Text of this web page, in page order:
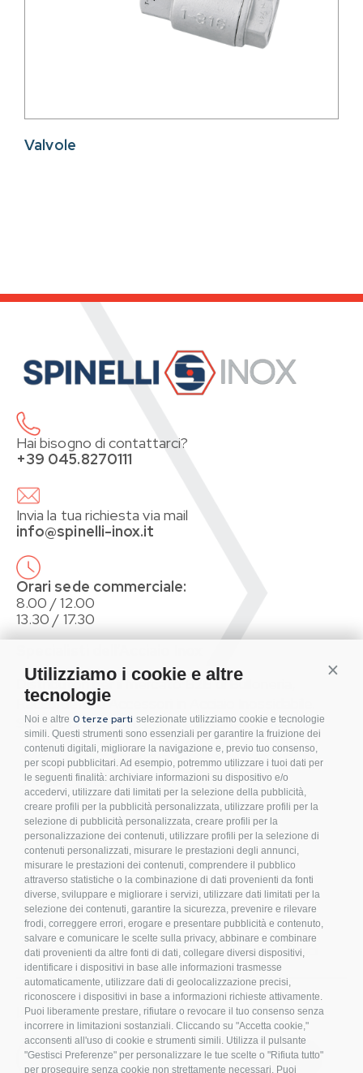
Utilizziamo i cookie e altre
tecnologie
Noi e altre 0 terze parti selezionate utilizziamo cookie e tecnologie
simili. Questi strumenti sono essenziali per garantire la fruizione dei
contenuti digitali, migliorare la navigazione e, previo tuo consenso,
per scopi pubblicitari. Ad esempio, potremmo utilizzare i tuoi dati per
le seguenti finalità: archiviare informazioni su dispositivo e/o
accedervi, utilizzare dati limitati per la selezione della pubblicità,
creare profili per la pubblicità personalizzata, utilizzare profili per la
selezione di pubblicità personalizzata, creare profili per la
personalizzazione dei contenuti, utilizzare profili per la selezione di
contenuti personalizzati, misurare le prestazioni degli annunci,
misurare le prestazioni dei contenuti, comprendere il pubblico
attraverso statistiche o la combinazione di dati provenienti da fonti
diverse, sviluppare e migliorare i servizi, utilizzare dati limitati per la
selezione dei contenuti, garantire la sicurezza, prevenire e rilevare
frodi, correggere errori, erogare e presentare pubblicità e contenuto,
salvare e comunicare le scelte sulla privacy, abbinare e combinare
dati provenienti da altre fonti di dati, collegare diversi dispositivi,
identificare i dispositivi in base alle informazioni trasmesse
automaticamente, utilizzare dati di geolocalizzazione precisi,
riconoscere i dispositivi in base a informazioni richieste attivamente.
Puoi liberamente prestare, rifiutare o revocare il tuo consenso senza
incorrere in limitazioni sostanziali. Cliccando su "Accetta cookie,"
acconsenti all'uso di cookie e strumenti simili. Utilizza il pulsante
"Gestisci Preferenze" per personalizzare le tue scelte o "Rifiuta tutto"
per proseguire senza cookie non strettamente necessari. Puoi
Valvole
Hai bisogno di contattarci?
+39 045.8270111
Invia la tua richiesta via mail
info@spinelli-inox.it
Orari sede commerciale:
8.00 / 12.00
13.30 / 17.30
Distributori per il mercato B2B di Bulloneria,
Raccorderia e Accessori in Acciaio Inossidabile.
Sistemi di fissaggio per Impianti Fotovoltaici.
Condizioni d’acquisto
Privacy Policy
Cookies
Compliance
Etichettatura Ambientale
FAQ
Bulloneria
Raccorderia
Accessori per Arredo e Nautica
Sistemi di fissaggio per Impianti Fotovoltaici
Iscriviti alla nostra newsletter!
ISCRIVITI